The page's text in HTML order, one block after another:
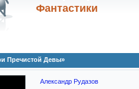
Фантастики
Пречистой Девы»
Александр Рудазов